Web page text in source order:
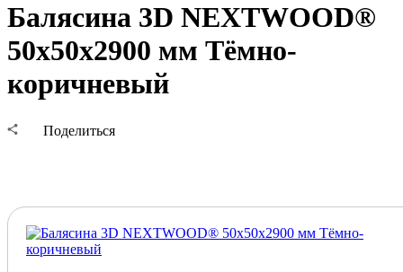
Балясина 3D NEXTWOOD®
50х50х2900 мм Тёмно-
коричневый
Поделиться